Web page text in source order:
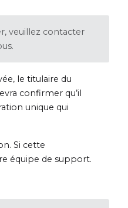
veuillez contacter
le titulaire du
confirmer qu’il
unique qui
Si cette
équipe de support.